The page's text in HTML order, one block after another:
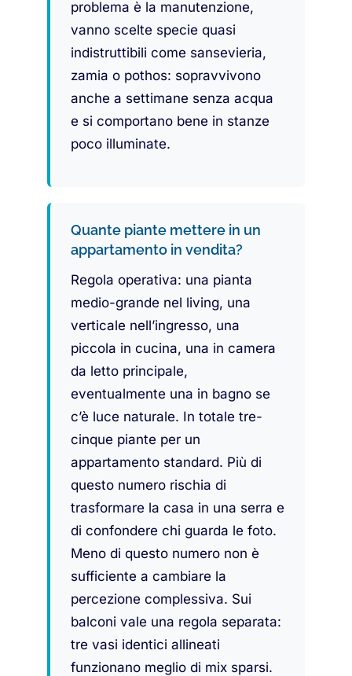
problema è la manutenzione,
vanno scelte specie quasi
indistruttibili come sansevieria,
zamia o pothos: sopravvivono
anche a settimane senza acqua
e si comportano bene in stanze
poco illuminate.
Quante piante mettere in un
appartamento in vendita?
Regola operativa: una pianta
medio-grande nel living, una
verticale nell’ingresso, una
piccola in cucina, una in camera
da letto principale,
eventualmente una in bagno se
c’è luce naturale. In totale tre-
cinque piante per un
appartamento standard. Più di
questo numero rischia di
trasformare la casa in una serra e
di confondere chi guarda le foto.
Meno di questo numero non è
sufficiente a cambiare la
percezione complessiva. Sui
balconi vale una regola separata:
tre vasi identici allineati
funzionano meglio di mix sparsi.